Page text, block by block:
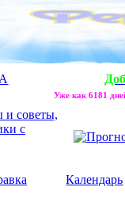
Уже как 6181
советы,
с
Календарь